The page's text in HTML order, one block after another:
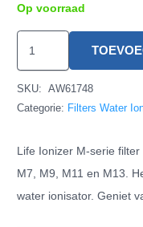
Op voorraad
Ionizer
M
Filter
hoeveelheid
SKU:
AW61748
Categorie: Filters Water
Life Ionizer M-serie
M7, M9, M11 en M13.
water ionisator. Geniet